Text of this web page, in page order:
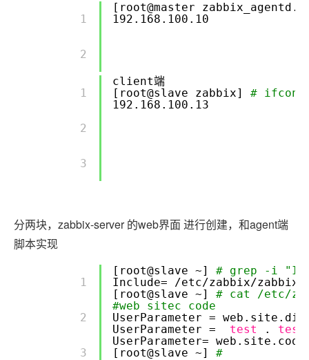
        1
        2
[root@master
192.168.100.10
        1
        2
        3
client端
[root@slave zabbix]
#
192.168.100.13
分两块，zabbix-server 的web界面 进行创建，和agent端
脚本实现
        1
        2
        3
[root@slave ~]
# grep -i
Include=
/etc/zabbix/
[root@slave ~]
# cat /etc/
#web sitec code
UserParameter =
UserParameter =
test .
test
UserParameter=
[root@slave ~]
#